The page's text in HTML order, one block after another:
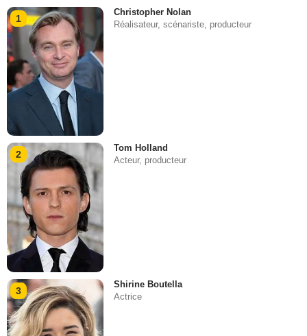
1
Christopher Nolan
Réalisateur, scénariste, producteur
2
Tom Holland
Acteur, producteur
3
Shirine Boutella
Actrice